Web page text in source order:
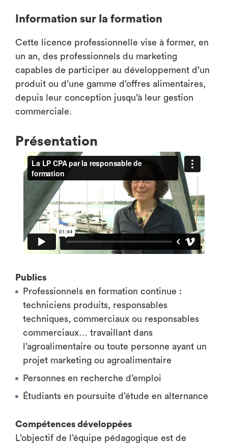
Information sur la formation
Cette licence professionnelle vise à former, en
un an, des professionnels du marketing
capables de participer au développement d’un
produit ou d’une gamme d’offres alimentaires,
depuis leur conception jusqu’à leur gestion
commerciale.
Présentation
Publics
Professionnels en formation continue :
techniciens produits, responsables
techniques, commerciaux ou responsables
commerciaux… travaillant dans
l’agroalimentaire ou toute personne ayant un
projet marketing ou agroalimentaire
Personnes en recherche d’emploi
Étudiants en poursuite d’étude en alternance
Compétences développées
L’objectif de l’équipe pédagogique est de